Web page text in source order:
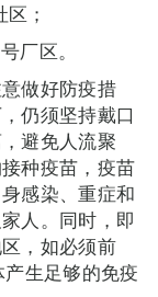
；
厂区。
做好防疫措
仍须坚持戴口
避免人流聚
种疫苗，疫苗
感染、重症和
人。同时，即
，如必须前
生足够的免疫